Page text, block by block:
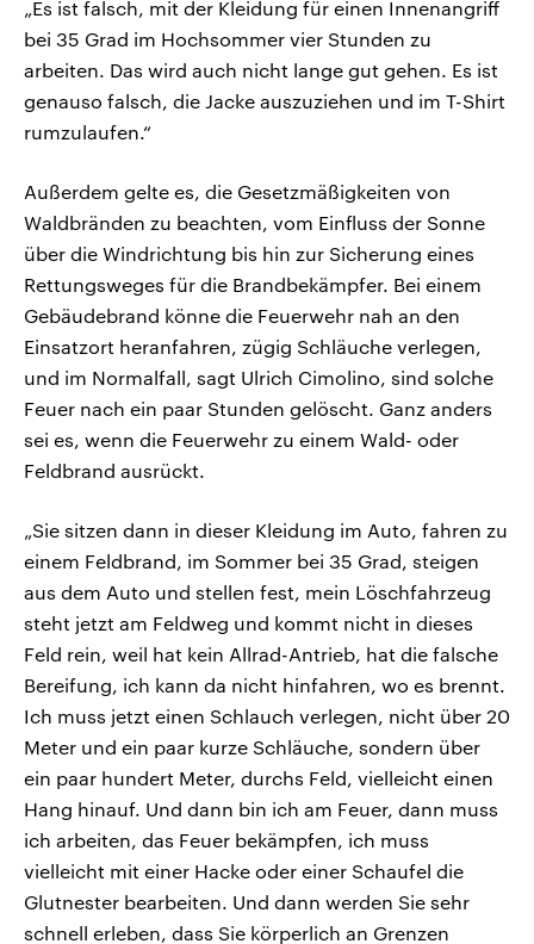
„Es ist falsch, mit der Kleidung für einen Innenangriff
bei 35 Grad im Hochsommer vier Stunden zu
arbeiten. Das wird auch nicht lange gut gehen. Es ist
genauso falsch, die Jacke auszuziehen und im T-Shirt
rumzulaufen.“
Außerdem gelte es, die Gesetzmäßigkeiten von
Waldbränden zu beachten, vom Einfluss der Sonne
über die Windrichtung bis hin zur Sicherung eines
Rettungsweges für die Brandbekämpfer. Bei einem
Gebäudebrand könne die Feuerwehr nah an den
Einsatzort heranfahren, zügig Schläuche verlegen,
und im Normalfall, sagt Ulrich Cimolino, sind solche
Feuer nach ein paar Stunden gelöscht. Ganz anders
sei es, wenn die Feuerwehr zu einem Wald- oder
Feldbrand ausrückt.
„Sie sitzen dann in dieser Kleidung im Auto, fahren zu
einem Feldbrand, im Sommer bei 35 Grad, steigen
aus dem Auto und stellen fest, mein Löschfahrzeug
steht jetzt am Feldweg und kommt nicht in dieses
Feld rein, weil hat kein Allrad-Antrieb, hat die falsche
Bereifung, ich kann da nicht hinfahren, wo es brennt.
Ich muss jetzt einen Schlauch verlegen, nicht über 20
Meter und ein paar kurze Schläuche, sondern über
ein paar hundert Meter, durchs Feld, vielleicht einen
Hang hinauf. Und dann bin ich am Feuer, dann muss
ich arbeiten, das Feuer bekämpfen, ich muss
vielleicht mit einer Hacke oder einer Schaufel die
Glutnester bearbeiten. Und dann werden Sie sehr
schnell erleben, dass Sie körperlich an Grenzen